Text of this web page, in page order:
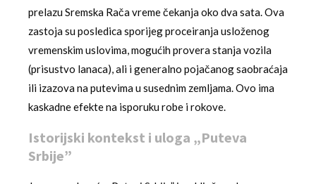
prelazu Sremska Rača vreme čekanja oko dva sata. Ova
zastoja su posledica sporijeg proceiranja usloženog
vremenskim uslovima, mogućih provera stanja vozila
(prisustvo lanaca), ali i generalno pojačanog saobraćaja
ili izazova na putevima u susednim zemljama. Ovo ima
kaskadne efekte na isporuku robe i rokove.
Istorijski kontekst i uloga „Puteva
Srbije”